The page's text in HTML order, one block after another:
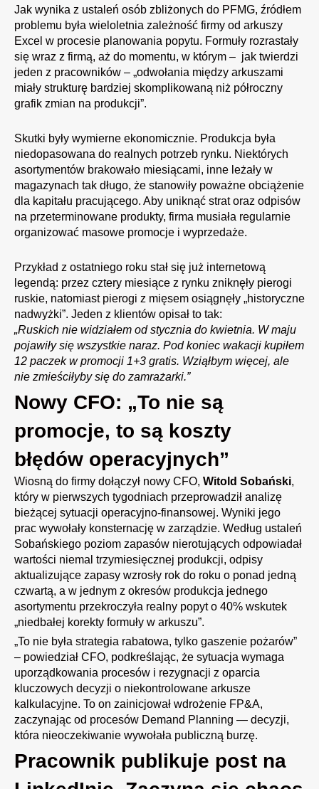
Jak wynika z ustaleń osób zbliżonych do PFMG, źródłem
problemu była wieloletnia zależność firmy od arkuszy
Excel w procesie planowania popytu. Formuły rozrastały
się wraz z firmą, aż do momentu, w którym – jak twierdzi
jeden z pracowników – „odwołania między arkuszami
miały strukturę bardziej skomplikowaną niż półroczny
grafik zmian na produkcji”.
Skutki były wymierne ekonomicznie. Produkcja była
niedopasowana do realnych potrzeb rynku. Niektórych
asortymentów brakowało miesiącami, inne leżały w
magazynach tak długo, że stanowiły poważne obciążenie
dla kapitału pracującego. Aby uniknąć strat oraz odpisów
na przeterminowane produkty, firma musiała regularnie
organizować masowe promocje i wyprzedaże.
Przykład z ostatniego roku stał się już internetową
legendą: przez cztery miesiące z rynku zniknęły pierogi
ruskie, natomiast pierogi z mięsem osiągnęły „historyczne
nadwyżki”. Jeden z klientów opisał to tak:
„Ruskich nie widziałem od stycznia do kwietnia. W maju
pojawiły się wszystkie naraz. Pod koniec wakacji kupiłem
12 paczek w promocji 1+3 gratis. Wziąłbym więcej, ale
nie zmieściłyby się do zamrażarki.”
Nowy CFO: „To nie są
promocje, to są koszty
błędów operacyjnych”
Wiosną do firmy dołączył nowy CFO, Witold Sobański,
który w pierwszych tygodniach przeprowadził analizę
bieżącej sytuacji operacyjno-finansowej. Wyniki jego
prac wywołały konsternację w zarządzie. Według ustaleń
Sobańskiego poziom zapasów nierotujących odpowiadał
wartości niemal trzymiesięcznej produkcji, odpisy
aktualizujące zapasy wzrosły rok do roku o ponad jedną
czwartą, a w jednym z okresów produkcja jednego
asortymentu przekroczyła realny popyt o 40% wskutek
„niedbałej korekty formuły w arkuszu”.
„To nie była strategia rabatowa, tylko gaszenie pożarów”
– powiedział CFO, podkreślając, że sytuacja wymaga
uporządkowania procesów i rezygnacji z oparcia
kluczowych decyzji o niekontrolowane arkusze
kalkulacyjne. To on zainicjował wdrożenie FP&A,
zaczynając od procesów Demand Planning — decyzji,
która nieoczekiwanie wywołała publiczną burzę.
Pracownik publikuje post na